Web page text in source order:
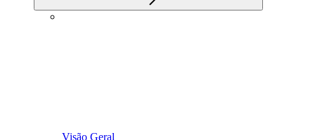
Visão Geral